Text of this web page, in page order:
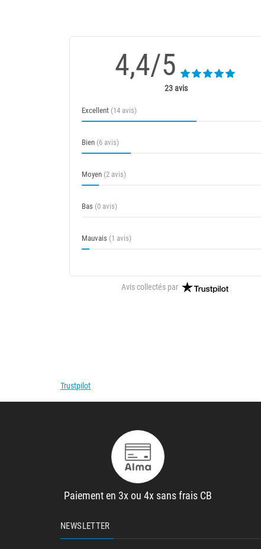
4,4/5
23 avis
Excellent (14 avis)
Bien (6 avis)
Moyen (2 avis)
Bas (0 avis)
Mauvais (1 avis)
Avis collectés par
Trustpilot
Paiement en 3x ou 4x sans frais CB
NEWSLETTER